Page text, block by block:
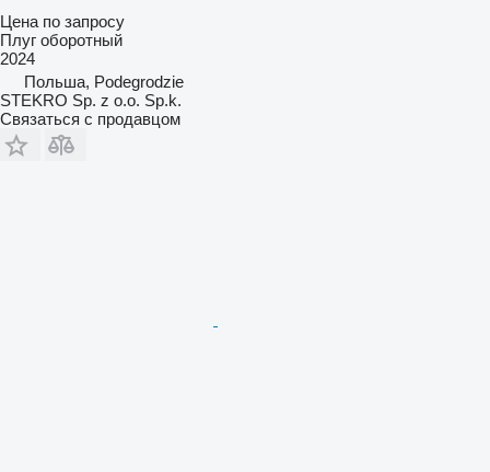
Цена по запросу
Плуг оборотный
2024
Польша, Podegrodzie
STEKRO Sp. z o.o. Sp.k.
Связаться с продавцом